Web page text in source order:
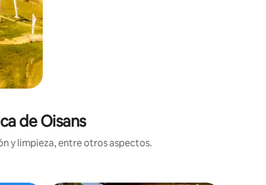
de Oisans
y limpieza, entre otros aspectos.